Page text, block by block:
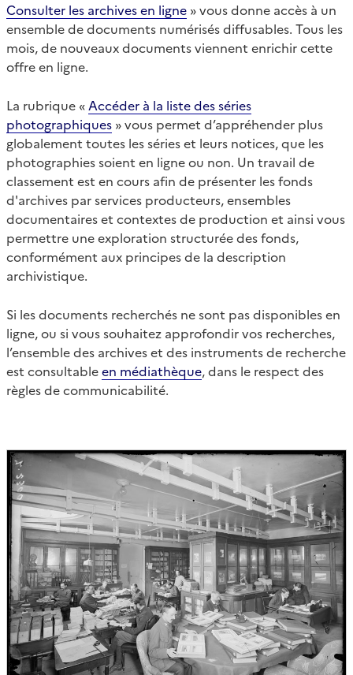
Consulter les archives en ligne » vous donne accès à un
ensemble de documents numérisés diffusables. Tous les
mois, de nouveaux documents viennent enrichir cette
offre en ligne.
La rubrique « Accéder à la liste des séries
photographiques » vous permet d’appréhender plus
globalement toutes les séries et leurs notices, que les
photographies soient en ligne ou non. Un travail de
classement est en cours afin de présenter les fonds
d'archives par services producteurs, ensembles
documentaires et contextes de production et ainsi vous
permettre une exploration structurée des fonds,
conformément aux principes de la description
archivistique.
Si les documents recherchés ne sont pas disponibles en
ligne, ou si vous souhaitez approfondir vos recherches,
l’ensemble des archives et des instruments de recherche
est consultableen médiathèque, dans le respect des
règles de communicabilité.